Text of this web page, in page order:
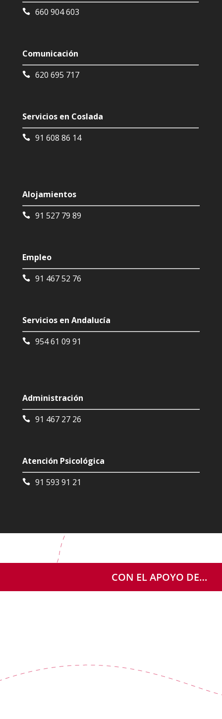
660 904 603
Comunicación
620 695 717
Servicios en Coslada
91 608 86 14
Alojamientos
91 527 79 89
Empleo
91 467 52 76
Servicios en Andalucía
954 61 09 91
Administración
91 467 27 26
Atención Psicológica
91 593 91 21
CON EL APOYO DE…